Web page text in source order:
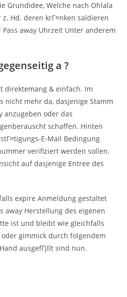
Grundidee, Welche nach Ohlala
Hd. deren krГ¤nken saldieren
away Uhrzeit Unter anderem
a ?
direktemang & einfach. Im
nicht mehr da, dasjenige Stamm
anzugeben oder das
schaffen. Hinten
E-Mail Bedingung
verifiziert werden sollen.
auf dasjenige Entree des
expire Anmeldung gestaltet
away Herstellung des eigenen
ist und bleibt wie gleichfalls
gimmick durch folgendem
ausgefГјllt sind nun.